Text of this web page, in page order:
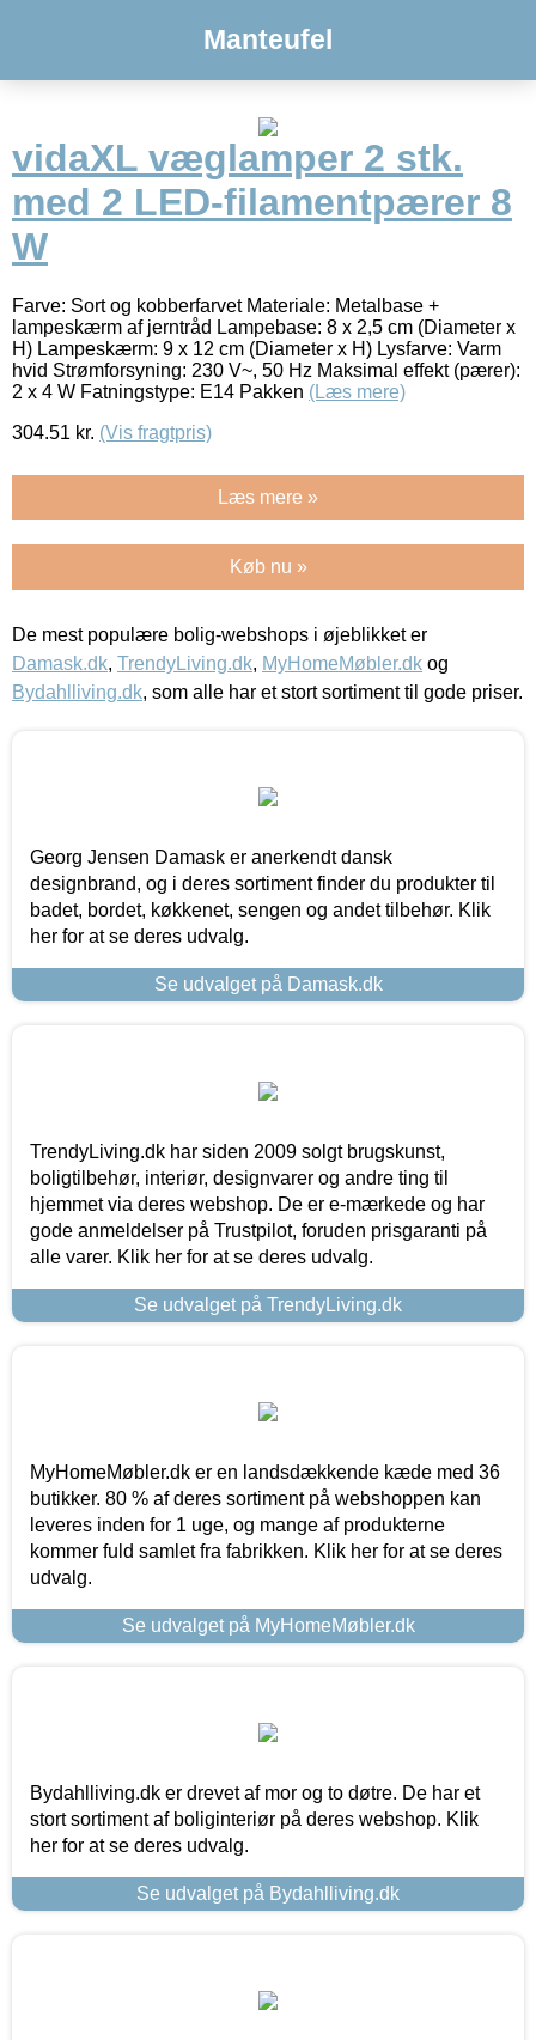
Manteufel
vidaXL væglamper 2 stk.
med 2 LED-filamentpærer 8
W
Farve: Sort og kobberfarvet Materiale: Metalbase +
lampeskærm af jerntråd Lampebase: 8 x 2,5 cm (Diameter x
H) Lampeskærm: 9 x 12 cm (Diameter x H) Lysfarve: Varm
hvid Strømforsyning: 230 V~, 50 Hz Maksimal effekt (pærer):
2 x 4 W Fatningstype: E14 Pakken (Læs mere)
304.51 kr. (Vis fragtpris)
Læs mere »
Køb nu »
De mest populære bolig-webshops i øjeblikket er
Damask.dk, TrendyLiving.dk, MyHomeMøbler.dk og
Bydahlliving.dk, som alle har et stort sortiment til gode priser.
Georg Jensen Damask er anerkendt dansk
designbrand, og i deres sortiment finder du produkter til
badet, bordet, køkkenet, sengen og andet tilbehør. Klik
her for at se deres udvalg.
Se udvalget på Damask.dk
TrendyLiving.dk har siden 2009 solgt brugskunst,
boligtilbehør, interiør, designvarer og andre ting til
hjemmet via deres webshop. De er e-mærkede og har
gode anmeldelser på Trustpilot, foruden prisgaranti på
alle varer. Klik her for at se deres udvalg.
Se udvalget på TrendyLiving.dk
MyHomeMøbler.dk er en landsdækkende kæde med 36
butikker. 80 % af deres sortiment på webshoppen kan
leveres inden for 1 uge, og mange af produkterne
kommer fuld samlet fra fabrikken. Klik her for at se deres
udvalg.
Se udvalget på MyHomeMøbler.dk
Bydahlliving.dk er drevet af mor og to døtre. De har et
stort sortiment af boliginteriør på deres webshop. Klik
her for at se deres udvalg.
Se udvalget på Bydahlliving.dk